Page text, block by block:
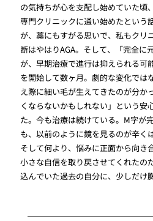
の気持ちが心を支配し始めていた頃
専門クリニックに通い始めたという
が、藁にもすがる思いで、私もクリ
断はやはりAGA。そして、「完全に
が、早期治療で進行は抑えられる可
を開始して数ヶ月。劇的な変化では
え際に細い毛が生えてきたのが分か
くならないかもしれない」という安
た。今も治療は続けている。M字が
も、以前のように鏡を見るのが辛く
そして何より、悩みに正面から向き
小さな自信を取り戻させてくれたの
込んでいた過去の自分に、少しだけ